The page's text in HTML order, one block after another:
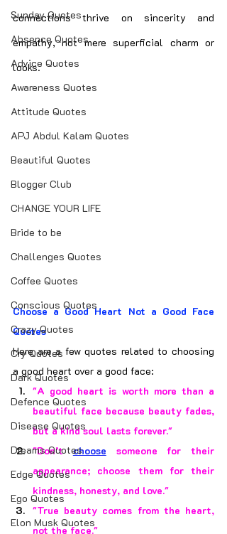
Sunday Quotes
Absence Quotes
Advice Quotes
Awareness Quotes
Attitude Quotes
APJ Abdul Kalam Quotes
Beautiful Quotes
Blogger Club
CHANGE YOUR LIFE
Bride to be
Challenges Quotes
Coffee Quotes
Conscious Quotes
Crazy Quotes
Cry Quotes
Dark Quotes
Defence Quotes
Disease Quotes
Dreams Quotes
Edge Quotes
Ego Quotes
Elon Musk Quotes
connections thrive on sincerity and
empathy, not mere superficial charm or
looks.
Choose a Good Heart Not a Good Face
Quotes
Here are a few quotes related to choosing
a good heart over a good face:
"A good heart is worth more than a
beautiful face because beauty fades,
but a kind soul lasts forever."
"Don’t choose someone for their
appearance; choose them for their
kindness, honesty, and love."
"True beauty comes from the heart,
not the face."